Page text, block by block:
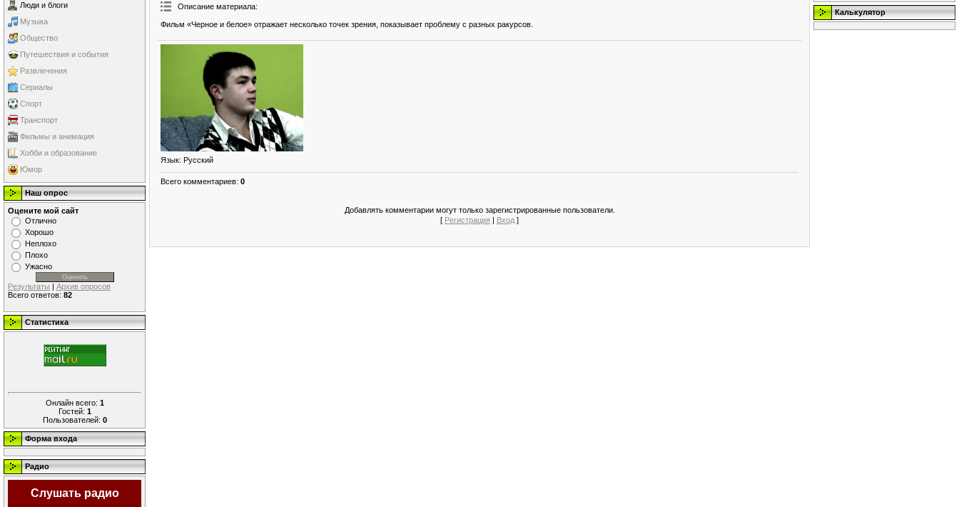
Люди и блоги
Музыка
Общество
Путешествия и события
Развлечения
Сериалы
Спорт
Транспорт
Фильмы и анимация
Хобби и образование
Юмор
Наш опрос
Оцените мой сайт
Отлично
Хорошо
Неплохо
Плохо
Ужасно
Результаты | Архив опросов
Всего ответов: 82
Статистика
Онлайн всего: 1
Гостей: 1
Пользователей: 0
Форма входа
Радио
Слушать радио
Описание материала:
Фильм «Черное и белое» отражает несколько точек зрения, показывает проблему с разных ракурсов.
Язык: Русский
Всего комментариев: 0
Добавлять комментарии могут только зарегистрированные пользователи.
[ Регистрация Вход ]
Калькулятор